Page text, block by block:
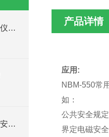
能否运用好射频电磁辐射分析仪，在于您对其特点了解多少？
防爆粉尘采样器：为工业生产安全保驾护航
产品详情
应用:
NBM-550常
如：
公共安全规
界定电磁安